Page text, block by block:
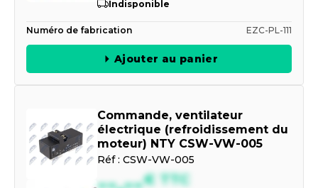
Indisponible
Numéro de fabrication EZC-PL-111
Ajouter au panier
Commande, ventilateur
électrique (refroidissement du
moteur) NTY CSW-VW-005
Réf : CSW-VW-005
€ TTC